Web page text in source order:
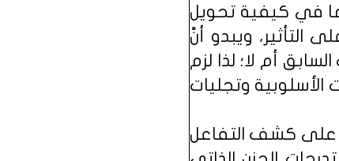
في كيفية تحويل
ويبدو أنَّ
أم لا؛ لذا لزم
الأسلوبية وتجليات
على كشف التفاعل